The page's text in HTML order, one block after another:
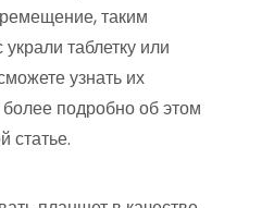
таким
таблетку или
узнать их
подробно об этом
статье.